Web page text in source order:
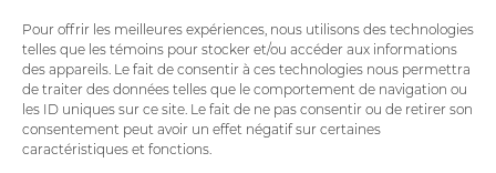
Pour offrir les meilleures expériences, nous utilisons des technologies
telles que les témoins pour stocker et/ou accéder aux informations
des appareils. Le fait de consentir à ces technologies nous permettra
de traiter des données telles que le comportement de navigation ou
les ID uniques sur ce site. Le fait de ne pas consentir ou de retirer son
consentement peut avoir un effet négatif sur certaines
caractéristiques et fonctions.
LOGICIELS
INFOLETTRE